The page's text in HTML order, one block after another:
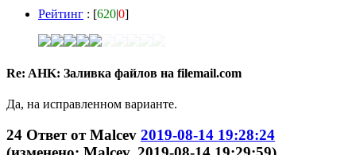
Рейтинг : [620|0]
Re: AHK: Заливка файлов на filemail.com
Да, на исправленном варианте.
24 Ответ отMalcev 2019-08-14 19:28:24